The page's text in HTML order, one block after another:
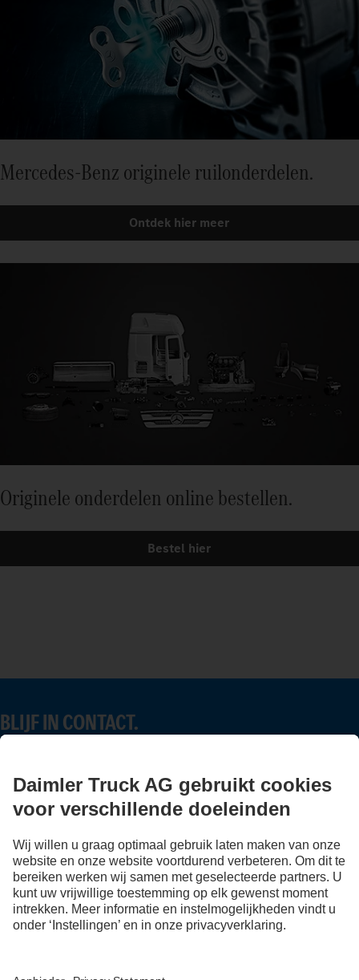
Mercedes-Benz originele ruilonderdelen.
Ontdek hier meer
Originele onderdelen online bestellen.
Bestel hier
BLIJF IN CONTACT.
Ontdek Mercedes-Benz Trucks op onze digitale kanalen.
FOLLOW THE ROADSTARS.
Deel nu ervaringen met andere truckers.